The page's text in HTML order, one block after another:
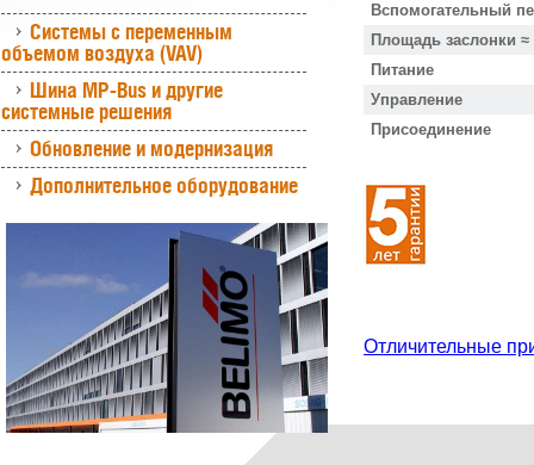
Системы с переменным
объемом воздуха (VAV)
Шина MP-Bus и другие
системные решения
Обновление и модернизация
Дополнительное оборудование
Вспомогательный
Площадь заслонки ≈
Питание
Управление
Присоединение
Отличительные